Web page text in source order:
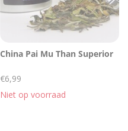
China Pai Mu Than Superior
€6,99
Niet op voorraad